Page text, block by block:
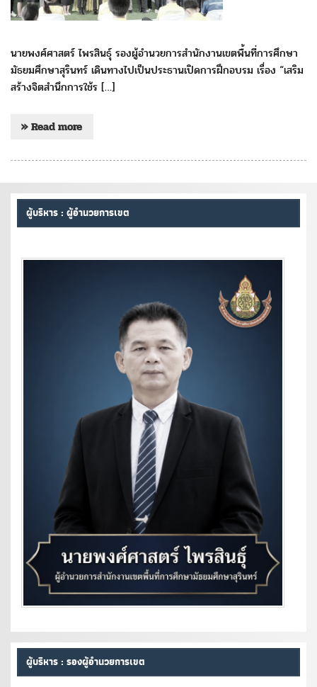
นายพงศ์ศาสตร์ ไพรสินธุ์ รองผู้อำนวยการสำนักงานเขตพื้นที่การศึกษา
มัธยมศึกษาสุรินทร์ เดินทางไปเป็นประธานเปิดการฝึกอบรม เรื่อง “เสริม
สร้างจิตสำนึกการใช้ร […]
» Read more
ผู้บริหาร : ผู้อำนวยการเขต
ผู้บริหาร : รองผู้อำนวยการเขต